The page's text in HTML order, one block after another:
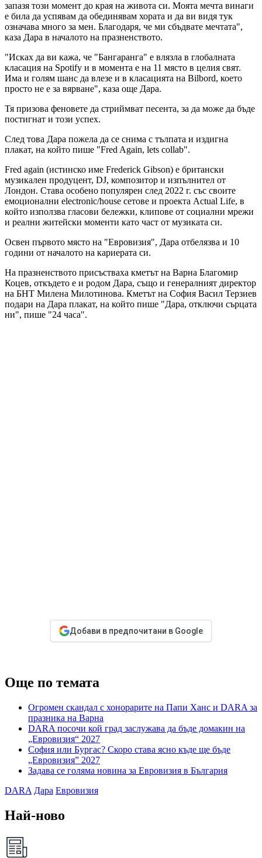
запазя този момент до края на живота си. Моята мечта винаги
е била да успявам да обединявам хората и да ви видя тук
означава много за мен. Благодаря, че ми сбъдвате мечтата",
каза Дара в началото на празненството.
"Исках да ви кажа, че "Бангаранга" е влязла в глобалната
класация на Spotify и в момента е на 11 място в целия свят.
Има и голям шанс да влезе и в класацията на Bilbord, което
просто не е за вярване", каза още Дара.
Тя призова феновете да стриймват песента, за да може да бъде
постигнат и този успех.
След това Дара пожела да се снима с тълпата и издигна
плакат, на който пише "Fred Again, lets collab".
Fred again (истинско име Frederick Gibson) е британски
музикален продуцент, DJ, композитор и изпълнител от
Лондон. Става особено популярен след 2022 г. със своите
емоционални electronic/house сетове и проекта Actual Life, в
който използва гласови бележки, клипове от социални мрежи
и реални житейски моменти като част от музиката си.
Освен първото място на "Евровизия", Дара отбелязва и 10
години от началото на кариерата си.
На празненството присъстваха кметът на Варна Благомир
Коцев, откъдето е и родом Дара, също и генералният директор
на БНТ Милена Милотинова. Кметът на София Васил Терзиев
подари на Дара плакат, на който пише "Дара, отключи сърцата
ни", пише "24 часа".
Добави в предпочитани в Google
Още по темата
Огромен скандал с хонорарите на Папи Ханс и DARA за
празника на Варна
DARA посочи кой град заслужава да бъде домакин на
„Евровизия“ 2027
София или Бургас? Скоро става ясно къде ще бъде
„Евровизия” 2027
Задава се голяма новина за Евровизия в България
DARA Дара Евровизия
Най-ново